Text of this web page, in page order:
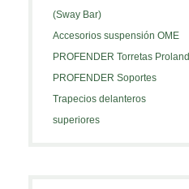
(Sway Bar)
Accesorios suspensión OME
PROFENDER Torretas Proland
PROFENDER Soportes
Trapecios delanteros
superiores